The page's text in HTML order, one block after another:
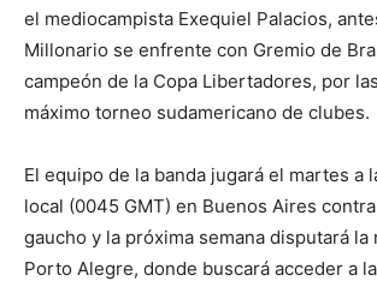
el mediocampista Exequiel Palacios,
Millonario se enfrente con Gremio de
campeón de la Copa Libertadores, por
máximo torneo sudamericano de clubes.
El equipo de la banda jugará el martes a
local (0045 GMT) en Buenos Aires
gaucho y la próxima semana disputará la
Porto Alegre, donde buscará acceder a